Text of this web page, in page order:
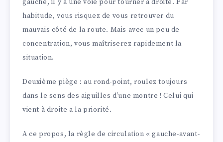
gauche, il y a une voie pour tourner à droite. Par
habitude, vous risquez de vous retrouver du
mauvais côté de la route. Mais avec un peu de
concentration, vous maîtriserez rapidement la
situation.
Deuxième piège : au rond-point, roulez toujours
dans le sens des aiguilles d’une montre ! Celui qui
vient à droite a la priorité.
A ce propos, la règle de circulation « gauche-avant-